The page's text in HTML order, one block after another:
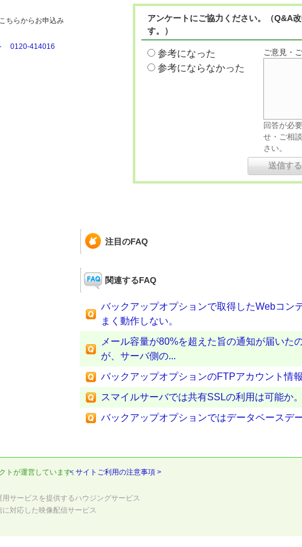
ちらからお申込み
アンケートにご協力ください。（Q&A
す。）
参考になった
参考にならなかった
ご意見・
回答が必
せ・ご相
さい。
注目のFAQ
関連するFAQ
バックアップオプションで取得したWebコン
まく動作しない。
メール容量が80%を超えた旨の通知が届いた
が、サーバ側の...
バックアップオプションのFTPアカウント情
スマイルサーバでは共有SSLの利用は可能か。
バックアップオプションではデータベースデ
ト が運営しています。< サイトご利用の注意事項 >
サービスを提供するハウジングサービス
対応した映像配信サービス